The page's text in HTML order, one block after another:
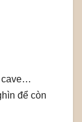
cave…
để còn